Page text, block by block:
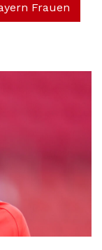
Frauen